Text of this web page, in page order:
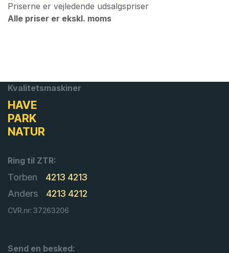
Priserne er vejledende udsalgspriser
Alle priser er ekskl. moms
Kvalitetsmaskiner
HAVE
PARK
NATUR
Ring til ZTR:
Torben
4213 4213
Anders
4213 4212
CVR.nr: 37263206
Send en besked: